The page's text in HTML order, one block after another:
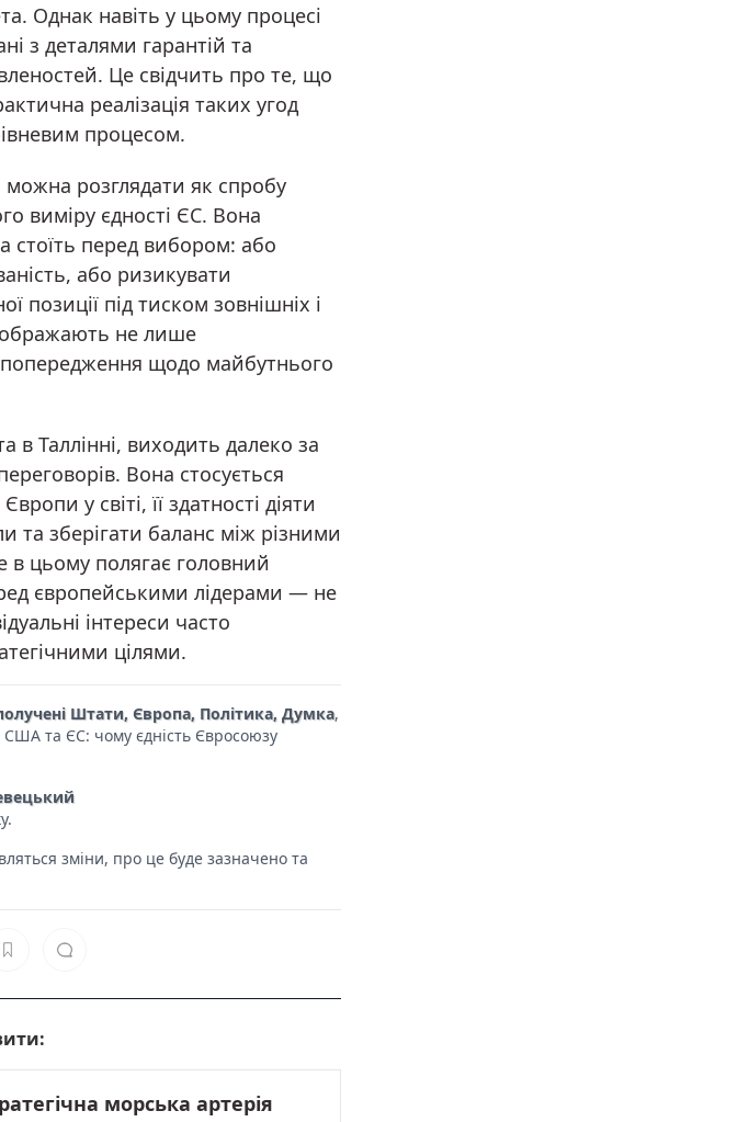
Однак навіть у цьому процесі
з деталями гарантій та
Це свідчить про те, що
реалізація таких угод
процесом.
можна розглядати як спробу
виміру єдності ЄС. Вона
стоїть перед вибором: або
або ризикувати
позиції під тиском зовнішніх і
не лише
щодо майбутнього
в Таллінні, виходить далеко за
Вона стосується
у світі, її здатності діяти
та зберігати баланс між різними
в цьому полягає головний
європейськими лідерами — не
інтереси часто
цілями.
Штати, Європа, Політика, Думка,
США та ЄС: чому єдність Євросоюзу
зміни, про це буде зазначено та
морська артерія